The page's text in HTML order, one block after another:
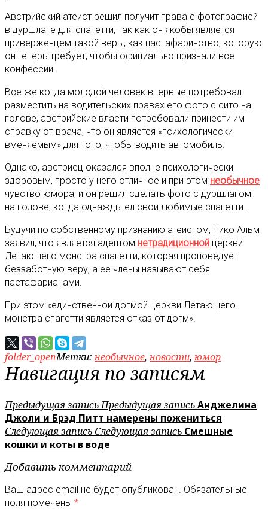
Австрийский атеист решил получит права с фотографией
в дуршлаге для спагетти, так как он якобы является
приверженцем такой веры, как пастафаринство, которую
он теперь требует, чтобы официально признали все
конфессии.
Все же когда молодой человек впервые потребовал
разместить на водительских правах его фото с сито на
голове, австрийские власти потребовали принести им
справку от врача, что он является «психологически
вменяемым» для того, чтобы водить автомобиль.
Однако, австриец оказался вполне психологически
здоровым, просто у него отличное и при этом необычное
чувство юмора, и он решил сделать фото с дуршлагом
на голове, когда однажды ел свои любимые спагетти.
Будучи по собственному признанию атеистом, Нико Альм
заявил, что является адептом нетрадиционной церкви
Летающего монстра спагетти, которая проповедует
беззаботную веру, а ее члены называют себя
пастафарианами.
При этом «единственной догмой церкви Летающего
монстра спагетти является отказ от догм».
folder_openМетки: необычное, новости, юмор
Навигация по записям
Предыдущая записьПредыдущая записьАнджелина
Джоли и Брэд Питт намерены пожениться
Следующая запись Следующая запись Смешные
кошки и коты в воде
Добавить комментарий
Ваш адрес email не будет опубликован. Обязательные
поля помечены *